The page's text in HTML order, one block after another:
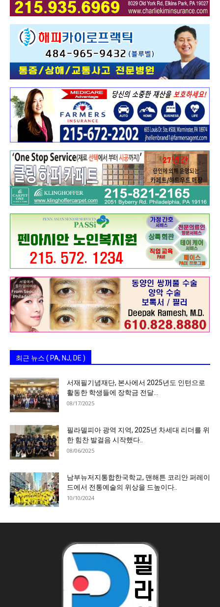
최근 뉴스 ( PA, NJ, DE )
서재필기념재단, 본사에서 2025년도 인턴으로
활동한 학생들에 장학금 전달…
08/17/2025
필라델피아 광역 지역, 2025년 차세대 리더를 위
한 힘찬 발걸음 시작했다..
08/06/2025
남부뉴저지통합한국학교, 맨해튼 코리안 퍼레이
드에서 전통예술의 위상을 드높이다..
10/10/2024